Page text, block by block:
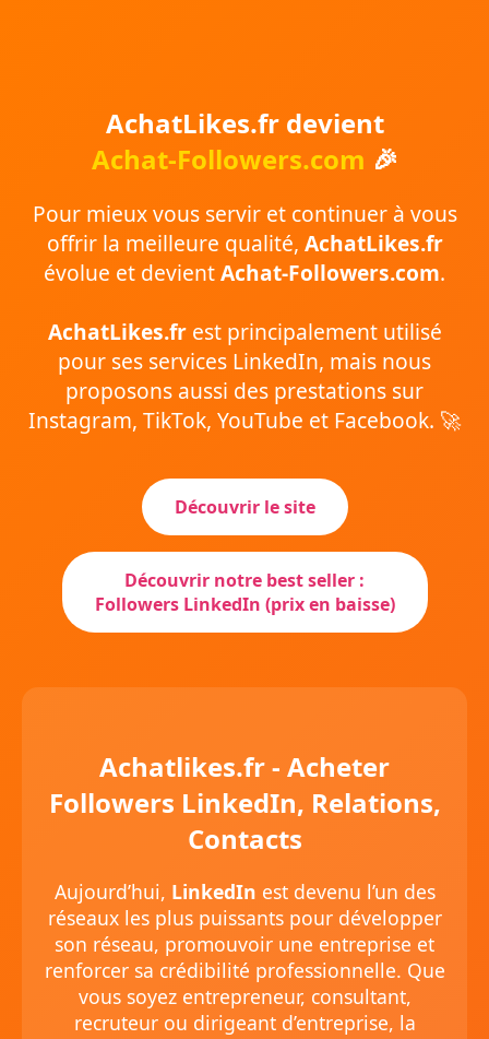
AchatLikes.fr devient
Achat-Followers.com 🎉
Pour mieux vous servir et continuer à vous
offrir la meilleure qualité, AchatLikes.fr
évolue et devientAchat-Followers.com.
AchatLikes.frest principalement utilisé
pour ses services LinkedIn, mais nous
proposons aussi des prestations sur
Instagram, TikTok, YouTube et Facebook. 🚀
Découvrir le site
Découvrir notre best seller :
Followers LinkedIn (prix en baisse)
Achatlikes.fr - Acheter
Followers LinkedIn, Relations,
Contacts
Aujourd’hui, LinkedIn est devenu l’un des
réseaux les plus puissants pour développer
son réseau, promouvoir une entreprise et
renforcer sa crédibilité professionnelle. Que
vous soyez entrepreneur, consultant,
recruteur ou dirigeant d’entreprise, la